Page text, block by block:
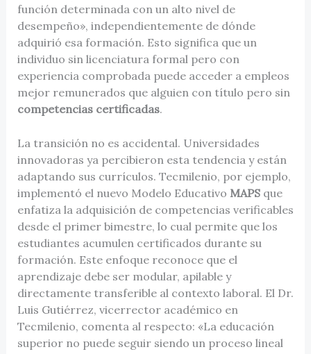
función determinada con un alto nivel de
desempeño», independientemente de dónde
adquirió esa formación. Esto significa que un
individuo sin licenciatura formal pero con
experiencia comprobada puede acceder a empleos
mejor remunerados que alguien con título pero sin
competencias certificadas.
La transición no es accidental. Universidades
innovadoras ya percibieron esta tendencia y están
adaptando sus currículos. Tecmilenio, por ejemplo,
implementó el nuevo Modelo Educativo MAPSque
enfatiza la adquisición de competencias verificables
desde el primer bimestre, lo cual permite que los
estudiantes acumulen certificados durante su
formación. Este enfoque reconoce que el
aprendizaje debe ser modular, apilable y
directamente transferible al contexto laboral. El Dr.
Luis Gutiérrez, vicerrector académico en
Tecmilenio, comenta al respecto: «La educación
superior no puede seguir siendo un proceso lineal